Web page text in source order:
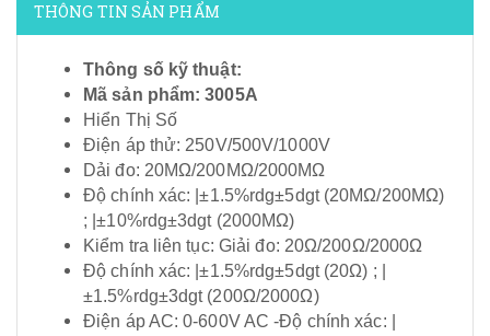
THÔNG TIN SẢN PHẨM
Thông số kỹ thuật:
Mã sản phẩm: 3005A
Hiển Thị Số
Điện áp thử: 250V/500V/1000V
Dải đo: 20MΩ/200MΩ/2000MΩ
Độ chính xác: |±1.5%rdg±5dgt (20MΩ/200MΩ)
; |±10%rdg±3dgt (2000MΩ)
Kiểm tra liên tục: Giải đo: 20Ω/200Ω/2000Ω
Độ chính xác: |±1.5%rdg±5dgt (20Ω) ; |
±1.5%rdg±3dgt (200Ω/2000Ω)
Điện áp AC: 0-600V AC -Độ chính xác: |